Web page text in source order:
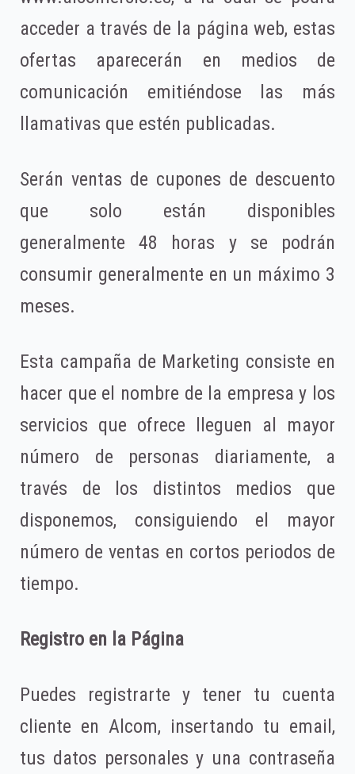
acceder a través de la página web, estas
ofertas aparecerán en medios de
comunicación emitiéndose las más
llamativas que estén publicadas.
Serán ventas de cupones de descuento
que solo están disponibles
generalmente 48 horas y se podrán
consumir generalmente en un máximo 3
meses.
Esta campaña de Marketing consiste en
hacer que el nombre de la empresa y los
servicios que ofrece lleguen al mayor
número de personas diariamente, a
través de los distintos medios que
disponemos, consiguiendo el mayor
número de ventas en cortos periodos de
tiempo.
Registro en la Página
Puedes registrarte y tener tu cuenta
cliente en Alcom, insertando tu email,
tus datos personales y una contraseña